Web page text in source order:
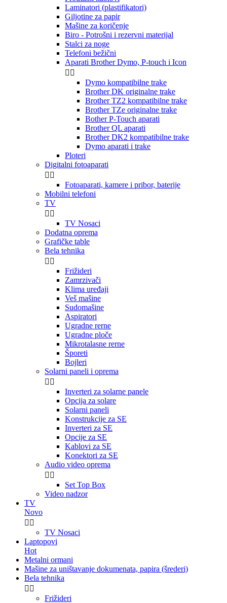
Laminatori (plastifikatori)
Giljotine za papir
Mašine za koričenje
Biro - Potrošni i rezervni materijal
Stalci za noge
Telefoni bežični
Aparati Brother Dymo, P-touch i Icon
 
Dymo kompatibilne trake
Brother DK originalne trake
Brother TZ2 kompatibilne trake
Brother TZe originalne trake
Bother P-Touch aparati
Brother QL aparati
Brother DK2 kompatibilne trake
Dymo aparati i trake
Ploteri
Digitalni fotoaparati
 
Fotoaparati, kamere i pribor, baterije
Mobilni telefoni
TV
 
TV Nosaci
Dodatna oprema
Grafičke table
Bela tehnika
 
Frižideri
Zamrzivači
Klima uređaji
Veš mašine
Sudomašine
Aspiratori
Ugradne rerne
Ugradne ploče
Mikrotalasne rerne
Šporeti
Bojleri
Solarni paneli i oprema
 
Inverteri za solarne panele
Opcija za solare
Solarni paneli
Konstrukcije za SE
Inverteri za SE
Opcije za SE
Kablovi za SE
Konektori za SE
Audio video oprema
 
Set Top Box
Video nadzor
TV
Novo
 
TV Nosaci
Laptopovi
Hot
Metalni ormani
Mašine za uništavanje dokumenata, papira (šrederi)
Bela tehnika
 
Frižideri